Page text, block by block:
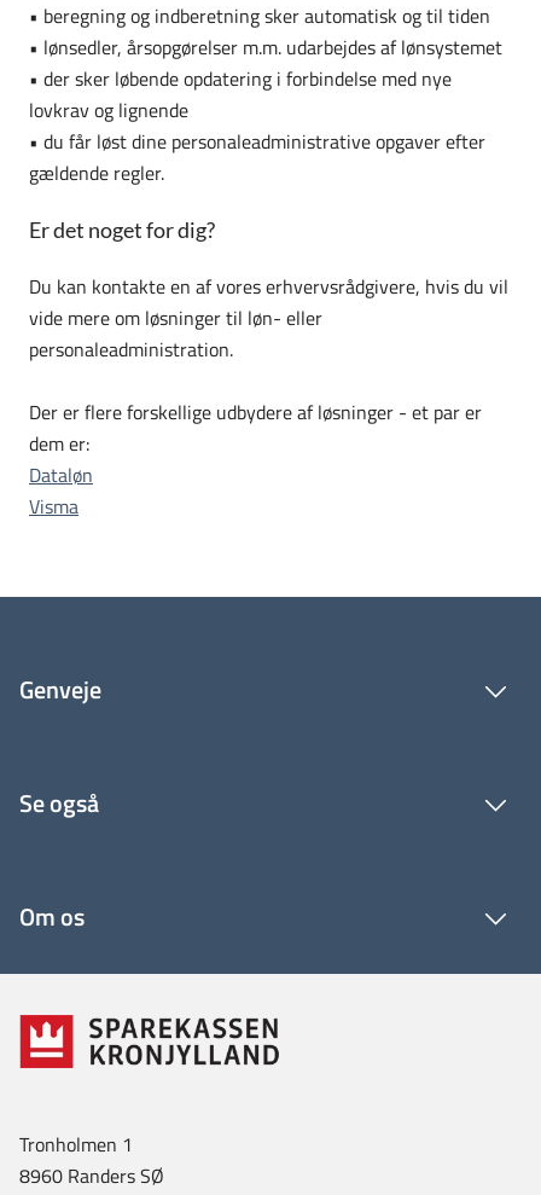
• beregning og indberetning sker automatisk og til tiden
• lønsedler, årsopgørelser m.m. udarbejdes af lønsystemet
• der sker løbende opdatering i forbindelse med nye
lovkrav og lignende
• du får løst dine personaleadministrative opgaver efter
gældende regler.
Er det noget for dig?
Du kan kontakte en af vores erhvervsrådgivere, hvis du vil
vide mere om løsninger til løn- eller
personaleadministration.
Der er flere forskellige udbydere af løsninger - et par er
dem er:
Dataløn
Visma
Genveje
Se også
Om os
Tronholmen 1
8960 Randers SØ